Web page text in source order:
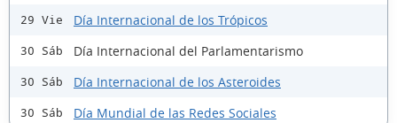
29 Vie Día Internacional de los Trópicos
30 Sáb Día Internacional del Parlamentarismo
30 Sáb Día Internacional de los Asteroides
30 Sáb Día Mundial de las Redes Sociales